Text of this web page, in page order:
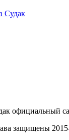
Судак
защищены